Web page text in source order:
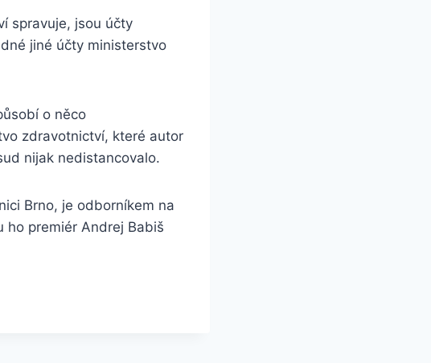
spravuje, jsou účty
jiné účty ministerstvo
o něco
zdravotnictví, které autor
nijak nedistancovalo.
Brno, je odborníkem na
ho premiér Andrej Babiš